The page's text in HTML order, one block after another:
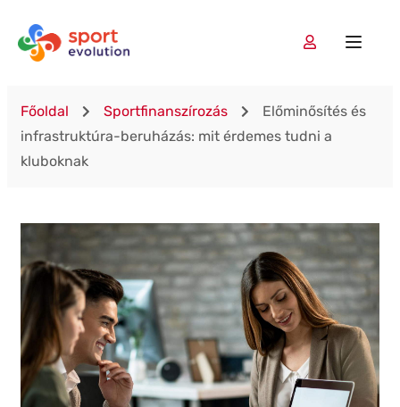
Főoldal Sportfinanszírozás
Előminősítés és
infrastruktúra-beruházás: mit érdemes tudni a
kluboknak